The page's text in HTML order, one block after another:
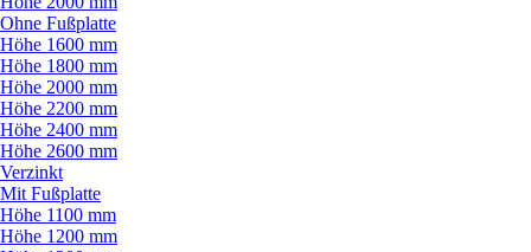
Ohne Fußplatte
Höhe 1600 mm
Höhe 1800 mm
Höhe 2000 mm
Höhe 2200 mm
Höhe 2400 mm
Höhe 2600 mm
Verzinkt
Mit Fußplatte
Höhe 1100 mm
Höhe 1200 mm